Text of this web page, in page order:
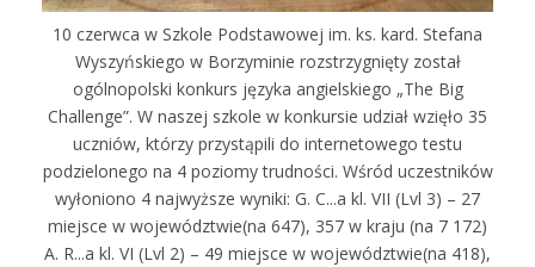
10 czerwca w Szkole Podstawowej im. ks. kard. Stefana
Wyszyńskiego w Borzyminie rozstrzygnięty został
ogólnopolski konkurs języka angielskiego „The Big
Challenge”. W naszej szkole w konkursie udział wzięło 35
uczniów, którzy przystąpili do internetowego testu
podzielonego na 4 poziomy trudności. Wśród uczestników
wyłoniono 4 najwyższe wyniki: G. C...a kl. VII (Lvl 3) – 27
miejsce w województwie(na 647), 357 w kraju (na 7 172)
A. R...a kl. VI (Lvl 2) – 49 miejsce w województwie(na 418),